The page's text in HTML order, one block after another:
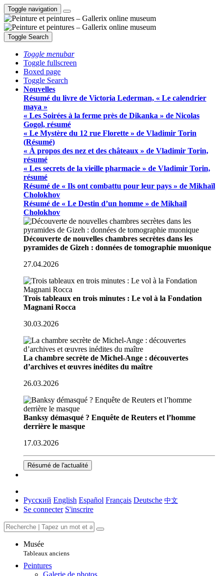
Toggle navigation
Toggle Search
Toggle menubar
Toggle fullscreen
Boxed page
Toggle Search
Nouvelles
Résumé du livre de Victoria Lederman, « Le calendrier
maya »
« Les Soirées à la ferme près de Dikanka » de Nicolas
Gogol, résumé
« Le Mystère du 12 rue Florette » de Vladimir Torin
(Résumé)
« À propos des nez et des châteaux » de Vladimir Torin,
résumé
« Les secrets de la vieille pharmacie » de Vladimir Torin,
résumé
Résumé de « Ils ont combattu pour leur pays » de Mikhaïl
Cholokhov
Résumé de « Le Destin d’un homme » de Mikhaïl
Cholokhov
Découverte de nouvelles chambres secrètes dans les
pyramides de Gizeh : données de tomographie muonique
27.04.2026
Trois tableaux en trois minutes : Le vol à la Fondation
Magnani Rocca
30.03.2026
La chambre secrète de Michel-Ange : découvertes
d’archives et œuvres inédites du maître
26.03.2026
Banksy démasqué ? Enquête de Reuters et l’homme
derrière le masque
17.03.2026
Résumé de l'actualité
Русский English Español Français Deutsche 中文
Se connecter S'inscrire
Musée
Tableaux anciens
Peintures
Galerie de photos